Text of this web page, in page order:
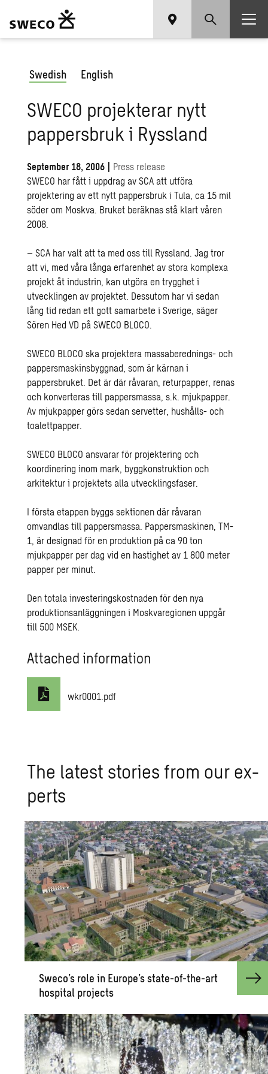
Swedish English
SWECO projekterar nytt
pappersbruk i Ryssland
September 18, 2006 | Press release
SWECO har fått i uppdrag av SCA att utföra
projektering av ett nytt pappersbruk i Tula, ca 15 mil
söder om Moskva. Bruket beräknas stå klart våren
2008.
– SCA har valt att ta med oss till Ryssland. Jag tror
att vi, med våra långa erfarenhet av stora komplexa
projekt åt industrin, kan utgöra en trygghet i
utvecklingen av projektet. Dessutom har vi sedan
lång tid redan ett gott samarbete i Sverige, säger
Sören Hed VD på SWECO BLOCO.
SWECO BLOCO ska projektera massaberednings- och
pappersmaskinsbyggnad, som är kärnan i
pappersbruket. Det är där råvaran, returpapper, renas
och konverteras till pappersmassa, s.k. mjukpapper.
Av mjukpapper görs sedan servetter, hushålls- och
toalettpapper.
SWECO BLOCO ansvarar för projektering och
koordinering inom mark, byggkonstruktion och
arkitektur i projektets alla utvecklingsfaser.
I första etappen byggs sektionen där råvaran
omvandlas till pappersmassa. Pappersmaskinen, TM-
1, är designad för en produktion på ca 90 ton
mjukpapper per dag vid en hastighet av 1 800 meter
papper per minut.
Den totala investeringskostnaden för den nya
produktionsanläggningen i Moskvaregionen uppgår
till 500 MSEK.
Attached information
wkr0001.pdf
The lat­est sto­ries from our ex­
perts
Sweco’s role in Eu­rope’s state-of-the-art
hos­pi­tal pro­jects